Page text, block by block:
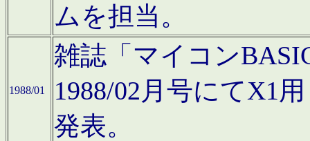
ムを担当。
1988/01
雑誌「マイコン
1988/02月号にてX1
発表。